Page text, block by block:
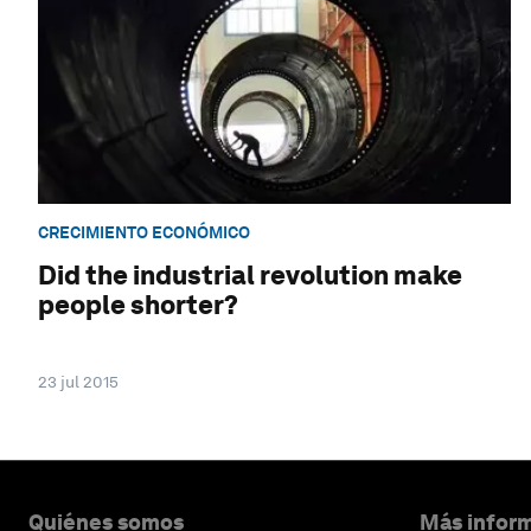
CRECIMIENTO ECONÓMICO
Did the industrial revolution make
people shorter?
23 jul 2015
Quiénes somos Más